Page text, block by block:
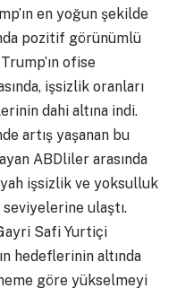
en yoğun şekilde
pozitif görünümlü
ofise
işsizlik oranları
dahi altına indi.
artış yaşanan bu
ABDliler arasında
işsizlik ve yoksulluk
seviyelerine ulaştı.
Safi Yurtiçi
hedeflerinin altında
göre yükselmeyi